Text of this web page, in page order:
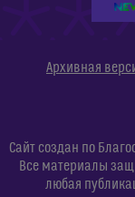
Архивная
Сайт создан по
Все материалы
любая